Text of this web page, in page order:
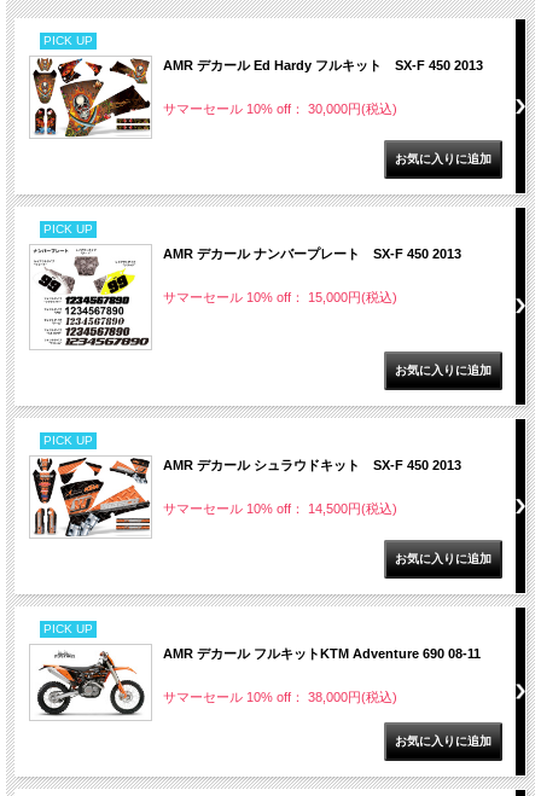
PICK UP
AMR デカール Ed Hardy フルキット SX-F 450 2013
サマーセール 10% off： 30,000円(税込)
PICK UP
AMR デカール ナンバープレート SX-F 450 2013
サマーセール 10% off： 15,000円(税込)
PICK UP
AMR デカール シュラウドキット SX-F 450 2013
サマーセール 10% off： 14,500円(税込)
PICK UP
AMR デカール フルキットKTM Adventure 690 08-11
サマーセール 10% off： 38,000円(税込)